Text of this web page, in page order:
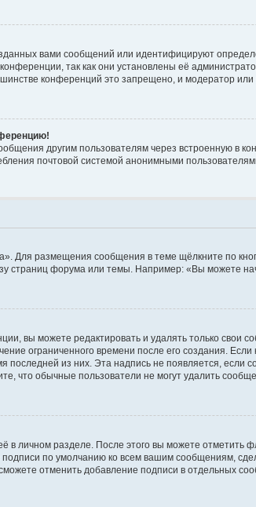
вами сообщений или идентифицируют
так как они установлены её
конференций это запрещено, и модератор
другим пользователям через встроенную в
почтовой системой анонимными
Для размещения сообщения в теме щёлкните по
страниц форума или темы. Например: «Вы можете
вы можете редактировать и удалять только свои
ограниченного времени после его создания.
последней из них. Эта надпись не появляется,
что обычные пользователи не могут удалить
в личном разделе. После этого вы можете отметить
по умолчанию ко всем вашим сообщениям,
отменить добавление подписи в отдельных